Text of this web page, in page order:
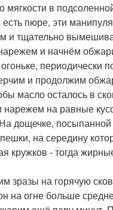
в
пюре, эти
и тщательно
и начнём
периодически
и продолжим
масло осталось в
нарежем на равные
дощечке,
на середину
кружков - тогда
зразы на горячую
на огне больше